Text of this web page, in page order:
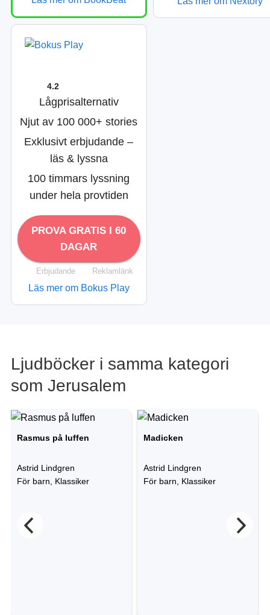
4.2
Lågprisalternativ
Njut av 100 000+ stories
Exklusivt erbjudande –
läs & lyssna
100 timmars lyssning
under hela provtiden
PROVA GRATIS I 60
DAGAR
Erbjudande Reklamlänk
Läs mer om Bokus Play
Ljudböcker i samma kategori
som Jerusalem
Rasmus på luffen
Astrid Lindgren
För barn, Klassiker
Madicken
Astrid Lindgren
För barn, Klassiker